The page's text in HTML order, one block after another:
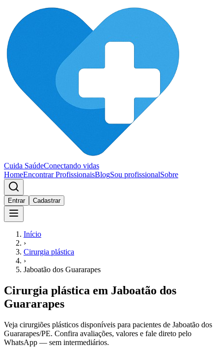
Cuida SaúdeConectando vidas
HomeEncontrar ProfissionaisBlogSou profissionalSobre
Entrar Cadastrar
Início
›
Cirurgia plástica
›
Jaboatão dos Guararapes
Cirurgia plástica em Jaboatão dos
Guararapes
Veja cirurgiões plásticos disponíveis para pacientes de Jaboatão dos
Guararapes/PE. Confira avaliações, valores e fale direto pelo
WhatsApp — sem intermediários.